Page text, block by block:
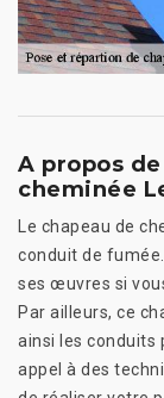
A propos
cheminée
Le chapeau de
conduit de
ses œuvres si
Par ailleurs, ce
ainsi les conduits
appel à des